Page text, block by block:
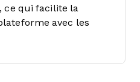
ce qui facilite la
avec les